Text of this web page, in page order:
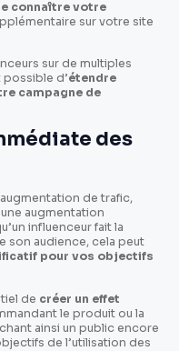
connaître votre
sur votre site
sur de multiples
d’étendre
campagne de
des
de trafic,
augmentation
influenceur fait la
son audience, cela peut
pour vos objectifs
de créer un effet
le produit ou la
ainsi un public encore
de l’utilisation des